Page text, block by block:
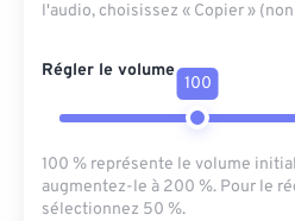
l'audio, choisissez « Copier »
Régler le volume
100
100 % représente le volume
augmentez-le à 200 %. Pour le
sélectionnez 50 %.